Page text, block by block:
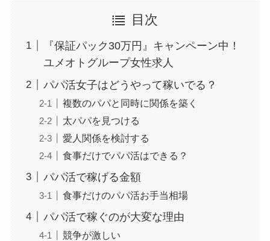
目次
『保証パック30万円』キャンペーン中！
ユメオトグループ女性求人
パパ活女子はどうやって稼いでる？
複数のパパと同時に関係を築く
太パパを見つける
愛人関係を検討する
食事だけでパパ活はできる？
パパ活で稼げる金額
食事だけのパパ活お手当相場
パパ活で稼ぐのが大変な理由
競争が激しい